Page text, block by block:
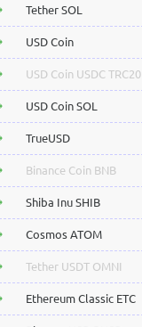
Tether SOL
USD Coin
USD Coin USDC TRC20
USD Coin SOL
TrueUSD
Binance Coin BNB
Shiba Inu SHIB
Cosmos ATOM
Tether USDT OMNI
Ethereum Classic ETC